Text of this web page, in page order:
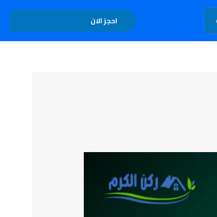
احجز الان